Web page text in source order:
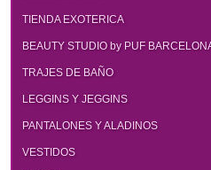
TIENDA EXOTERICA
BEAUTY STUDIO by PUF
TRAJES DE BAÑO
LEGGINS Y JEGGINS
PANTALONES Y ALADINOS
VESTIDOS